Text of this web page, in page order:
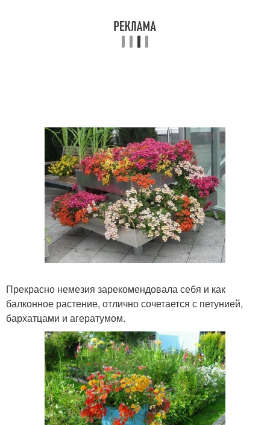
Прекрасно немезия зарекомендовала себя и как
балконное растение, отлично сочетается с петунией,
бархатцами и агератумом.